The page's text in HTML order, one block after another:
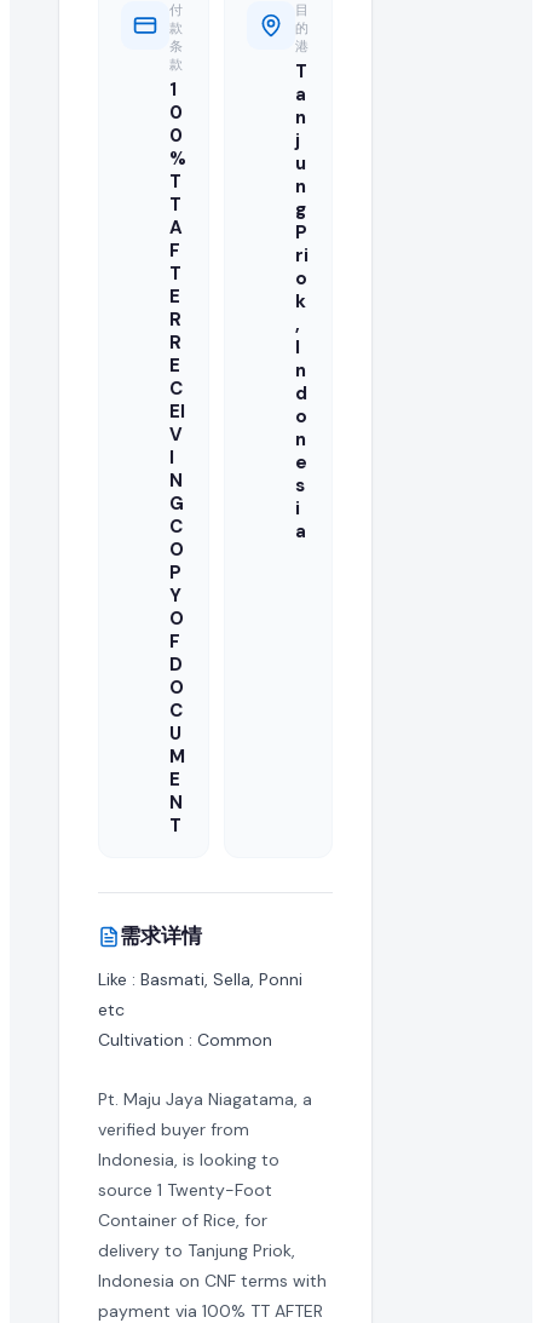
此 rice 订单需要多大数量?
买家急需 1 Twenty-Foot Container 的 rice。报价前请确保
还有其他买家在寻找 rice 吗?
有的,您可以浏览本页的"类似采购需求"栏目,或在我们的全球
如何成为 rice 的认证供应商?
您可以在 EximNext 免费注册并完善企业资料以成为认证制
此次进口需要什么样的运输条款?
买家要求的具体运输条款(例如 CIF、FOB、EXW)列于此 rice
这是一次性采购还是长期的批量订单需求?
买家通常寻求长期的制造合作伙伴。您可以与买家澄清此
国际出口商可以对此采购需求报价吗?
当然可以。EximNext 是全球 B2B 市场,我们鼓励任何有能力
这个 RFQ 需要多快回复?
活跃的采购需求具有时效性。我们建议尽快提交您的 rice 批
是否需要提供产品样品?
批量进口 rice 的买家通常在敲定大合同前会要求样品。您可
成功的报价提供有竞争力的批量价格、清晰的贸易就绪条款
在 EximNext 查看采购需求是否免费?
浏览采购需求目录是免费的。但提交报价和获取高级买家联
付
款
条
款
1
0
0
%
T
T
A
F
T
E
R
R
E
C
EI
V
I
N
G
C
O
P
Y
O
F
D
O
C
U
M
E
N
T
目
的
港
T
a
n
j
u
n
g
P
ri
o
k
,
I
n
d
o
n
e
s
i
a
需求详情
Like : Basmati, Sella, Ponni
etc
Cultivation : Common
Pt. Maju Jaya Niagatama, a
verified buyer from
Indonesia, is looking to
source 1 Twenty-Foot
Container of Rice, for
delivery to Tanjung Priok,
Indonesia on CNF terms with
payment via 100% TT AFTER